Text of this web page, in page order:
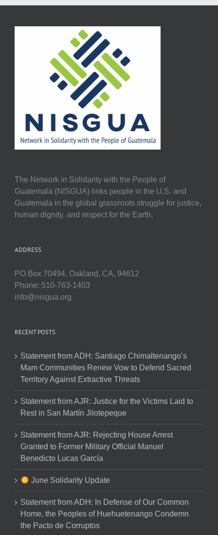
The Network in Solidarity with the People of
Guatemala (NISGUA) links people in the U.S. and
Guatemala in the global grassroots struggle for justice,
human dignity, and respect for the Earth.
ADDRESS
PO Box 70494, Oakland, CA, 94612
Phone: 510-763-1403
info@nisgua.org
RECENT POSTS
Statement from ADH: Santiago Chimaltenango’s
Mam Communities Renew Vow to Defend Sacred
Territory Against Extractive Threats
Statement from AJR: Justice for the Victims Laid to
Rest in San Martín Jilotepeque
Statement from AJR: Rejecting House Arrest
Granted to Former Military Official Manuel
Benedicto Lucas García
June Solidarity Update
Statement from ADH: In Defense of Our Common
Home, the Peoples of Huehuetenango Condemn
the Pacto de Corruptos